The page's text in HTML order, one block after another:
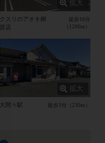
クスリのアオキ桐
原店
徒歩16分
（1260m）
大間々駅 徒歩3分（230m）